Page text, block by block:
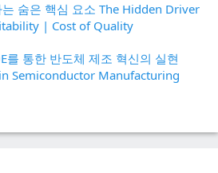
숨은 핵심 요소 The Hidden Driver
| Cost of Quality
를 통한 반도체 제조 혁신의 실현
Semiconductor Manufacturing